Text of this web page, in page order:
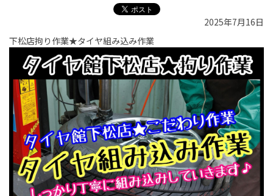
2025年7月16日
下松店拘り作業★タイヤ組み込み作業